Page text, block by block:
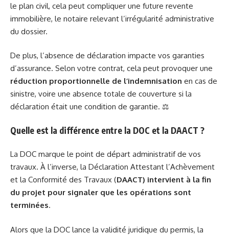
le plan civil, cela peut compliquer une future revente
immobilière, le notaire relevant l’irrégularité administrative
du dossier.
De plus, l’absence de déclaration impacte vos garanties
d’assurance. Selon votre contrat, cela peut provoquer une
réduction proportionnelle de l’indemnisation en cas de
sinistre, voire une absence totale de couverture si la
déclaration était une condition de garantie. ⚖️
Quelle est la différence entre la DOC et la DAACT ?
La DOC marque le point de départ administratif de vos
travaux. À l’inverse, la Déclaration Attestant l’Achèvement
et la Conformité des Travaux (DAACT) intervient à la fin
du projet pour signaler que les opérations sont
terminées.
Alors que la DOC lance la validité juridique du permis, la